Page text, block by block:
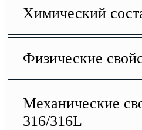
Химический
Физические
Механические
316/316L